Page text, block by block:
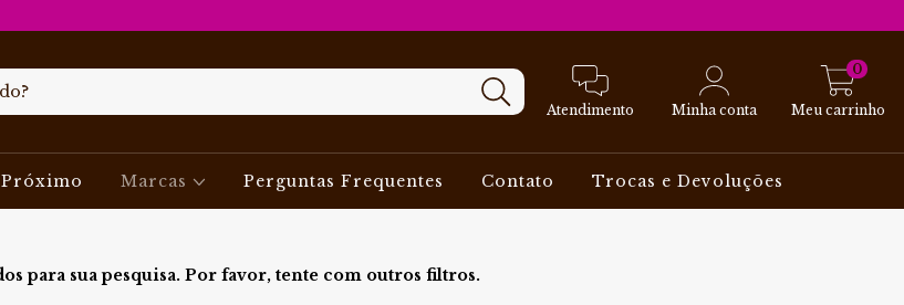
Atendimento Minha conta Meu carrinho
0
Marcas Perguntas Frequentes Contato Trocas e Devoluções
para sua pesquisa. Por favor, tente com outros filtros.